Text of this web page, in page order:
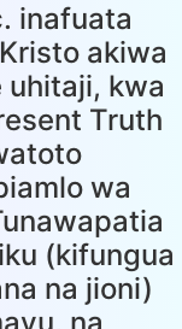
inafuata
akiwa
uhitaji, kwa
Truth
wa
(kifungua
na jioni)